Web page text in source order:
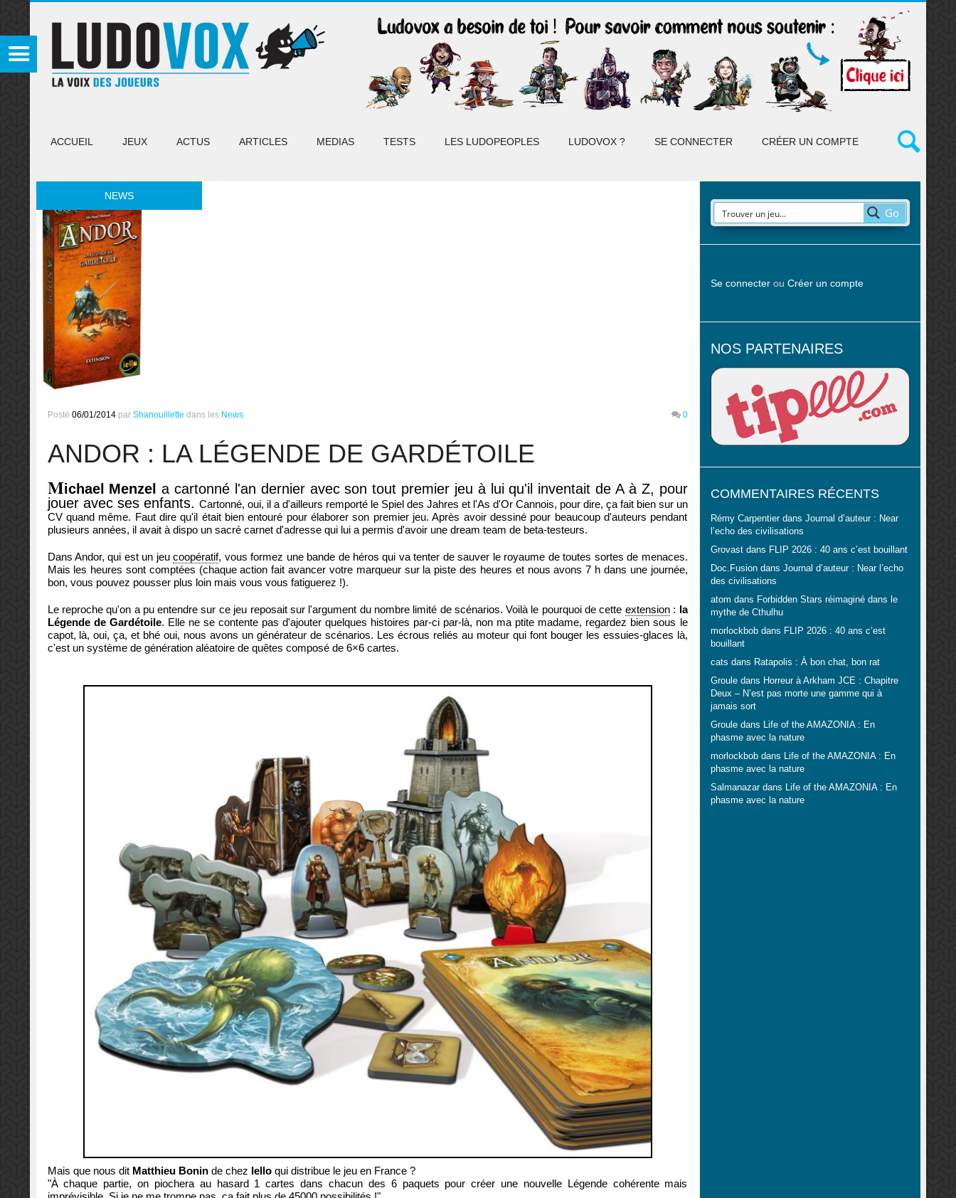
ACCUEIL JEUX ACTUS ARTICLES MEDIAS TESTS LES LUDOPEOPLES LUDOVOX ? SE CONNECTER CRÉER UN COMPTE
NEWS
Posté 06/01/2014 par Shanouillette dans les News 0
ANDOR : LA LÉGENDE DE GARDÉTOILE
Michael Menzela cartonné l'an dernier avec son tout premier jeu à lui qu'il inventait de A à Z, pour
jouer avec ses enfants. Cartonné, oui, il a d'ailleurs remporté le Spiel des Jahres et l'As d'Or Cannois, pour dire, ça fait bien sur un
CV quand même. Faut dire qu'il était bien entouré pour élaborer son premier jeu. Après avoir dessiné pour beaucoup d'auteurs pendant
plusieurs années, il avait à dispo un sacré carnet d'adresse qui lui a permis d'avoir une dream team de beta-testeurs.
Dans Andor, qui est un jeucoopératif, vous formez une bande de héros qui va tenter de sauver le royaume de toutes sortes de menaces.
Mais les heures sont comptées (chaque action fait avancer votre marqueur sur la piste des heures et nous avons 7 h dans une journée,
bon, vous pouvez pousser plus loin mais vous vous fatiguerez !).
Le reproche qu'on a pu entendre sur ce jeu reposait sur l'argument du nombre limité de scénarios. Voilà le pourquoi de cette extension: la
Légende de Gardétoile. Elle ne se contente pas d'ajouter quelques histoires par-ci par-là, non ma ptite madame, regardez bien sous le
capot, là, oui, ça, et bhé oui, nous avons un générateur de scénarios. Les écrous reliés au moteur qui font bouger les essuies-glaces là,
c'est un système de génération aléatoire de quêtes composé de 6×6 cartes.
Mais que nous dit Matthieu Boninde chez Iello qui distribue le jeu en France ?
"À chaque partie, on piochera au hasard 1 cartes dans chacun des 6 paquets pour créer une nouvelle Légende cohérente mais
Go
Se connecterou Créer un compte
NOS PARTENAIRES
COMMENTAIRES RÉCENTS
Rémy Carpentierdans Journal d’auteur : Near
l’echo des civilisations
Grovastdans FLIP 2026 : 40 ans c’est bouillant
Doc.Fusiondans Journal d’auteur : Near l’echo
des civilisations
atom dans Forbidden Stars réimaginé dans le
mythe de Cthulhu
morlockbobdans FLIP 2026 : 40 ans c’est
bouillant
cats dans Ratapolis : À bon chat, bon rat
Grouledans Horreur à Arkham JCE : Chapitre
Deux – N’est pas morte une gamme qui à
jamais sort
Grouledans Life of the AMAZONIA : En
phasme avec la nature
morlockbobdans Life of the AMAZONIA : En
phasme avec la nature
Salmanazardans Life of the AMAZONIA : En
phasme avec la nature